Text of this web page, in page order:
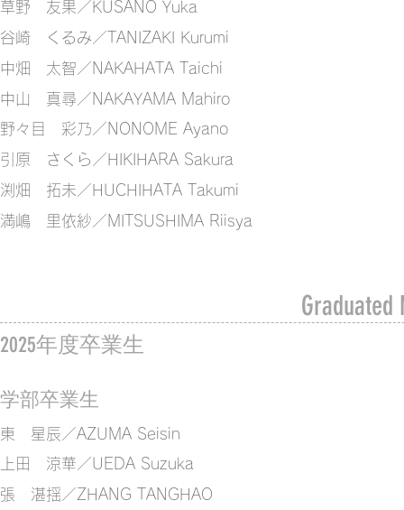
草野 友果／KUSANO Yuka
谷崎 くるみ／TANIZAKI Kurumi
中畑 太智／NAKAHATA Taichi
中山 真尋／NAKAYAMA Mahiro
野々目 彩乃／NONOME Ayano
引原 さくら／HIKIHARA Sakura
渕畑 拓未／HUCHIHATA Takumi
満嶋 里依紗／MITSUSHIMA Riisya
Graduated
2025年度卒業生
学部卒業生
東 星辰／AZUMA Seisin
​上田 涼華／UEDA Suzuka
​張 湛揺／ZHANG TANGHAO